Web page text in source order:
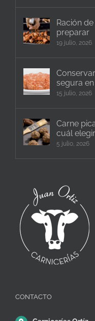
Ración
preparar
19 julio, 2026
segura
15 julio, 2026
Carne
cuál elegir
5 julio, 2026
CONTACTO